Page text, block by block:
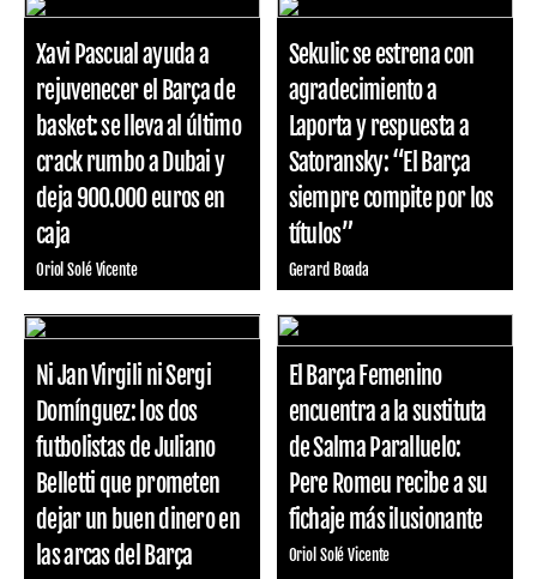
Xavi Pascual ayuda a
rejuvenecer el Barça de
basket: se lleva al último
crack rumbo a Dubai y
deja 900.000 euros en
caja
Oriol Solé Vicente
Sekulic se estrena con
agradecimiento a
Laporta y respuesta a
Satoransky: “El Barça
siempre compite por los
títulos”
Gerard Boada
Ni Jan Virgili ni Sergi
Domínguez: los dos
futbolistas de Juliano
Belletti que prometen
dejar un buen dinero en
las arcas del Barça
El Barça Femenino
encuentra a la sustituta
de Salma Paralluelo:
Pere Romeu recibe a su
fichaje más ilusionante
Oriol Solé Vicente